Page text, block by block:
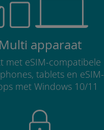
Multi apparaat
met eSIM-compatibele
tablets en eSIM-
met Windows 10/11